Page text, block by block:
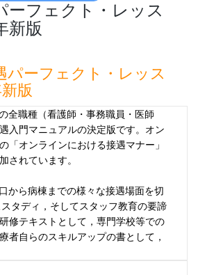
ーフェクト・レッス
新版
パーフェクト・レッス
版
全職種（看護師・事務職員・医師
入門マニュアルの決定版です。オン
「オンラインにおける接遇マナー」
されています。
から病棟までの様々な接遇場面を切
スタディ，そしてスタッフ教育の要諦
修テキストとして，専門学校等での
者自らのスキルアップの書として，